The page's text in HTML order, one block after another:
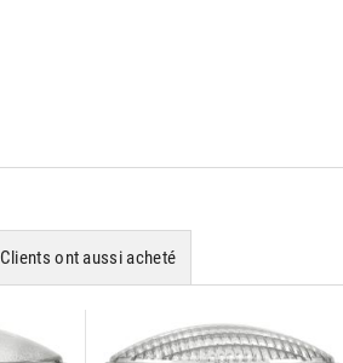
Clients ont aussi acheté